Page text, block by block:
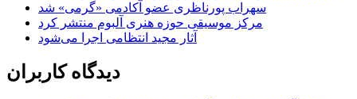
سهراب پورناظری عضو آکادمی «گرمی» شد
مرکز موسیقی حوزه هنری آلبوم منتشر کرد
آثار مجید انتظامی اجرا می‌شود
دیدگاه کاربران